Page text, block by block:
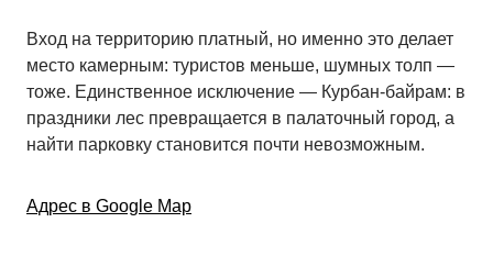
Вход на территорию платный, но именно это делает
место камерным: туристов меньше, шумных толп —
тоже. Единственное исключение — Курбан-байрам: в
праздники лес превращается в палаточный город, а
найти парковку становится почти невозможным.
Адрес в Google Map